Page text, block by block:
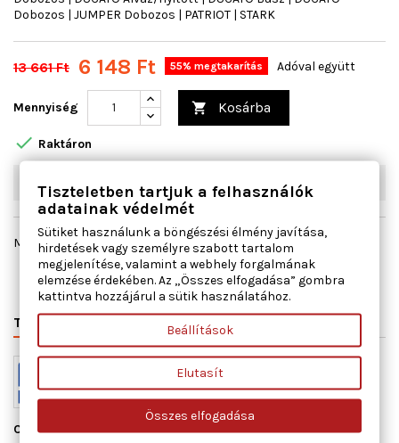
Dobozos | JUMPER Dobozos | PATRIOT | STARK
13 661 Ft 6 148 Ft 55% megtakarítás Adóval együtt
Mennyiség  Kosárba
 Raktáron
Megosztás
TERMÉK RÉSZLETEI VÁLTÓSZÁMOK
Cikkszám11121300
Tiszteletben tartjuk a felhasználók
adatainak védelmét
Sütiket használunk a böngészési élmény javítása,
hirdetések vagy személyre szabott tartalom
megjelenítése, valamint a webhely forgalmának
elemzése érdekében. Az „Összes elfogadása” gombra
kattintva hozzájárul a sütik használatához.
Beállítások
Elutasít
Összes elfogadása